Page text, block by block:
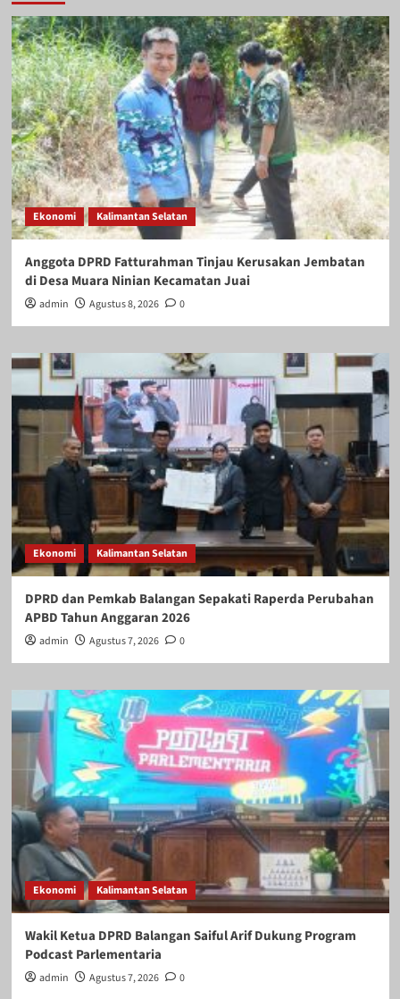
Ekonomi Kalimantan Selatan
Anggota DPRD Fatturahman Tinjau Kerusakan Jembatan
di Desa Muara Ninian Kecamatan Juai
admin Agustus 8, 2026 0
Ekonomi Kalimantan Selatan
DPRD dan Pemkab Balangan Sepakati Raperda Perubahan
APBD Tahun Anggaran 2026
admin Agustus 7, 2026 0
Ekonomi Kalimantan Selatan
Wakil Ketua DPRD Balangan Saiful Arif Dukung Program
Podcast Parlementaria
admin Agustus 7, 2026 0